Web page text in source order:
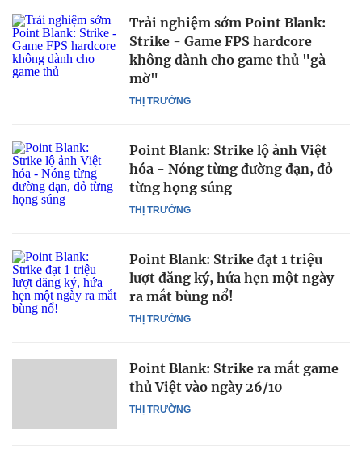
THỊ TRƯỜNG
Trải nghiệm sớm Point Blank:
Strike - Game FPS hardcore
không dành cho game thủ "gà
mờ"
THỊ TRƯỜNG
Point Blank: Strike lộ ảnh Việt
hóa - Nóng từng đường đạn, đỏ
từng họng súng
THỊ TRƯỜNG
Point Blank: Strike đạt 1 triệu
lượt đăng ký, hứa hẹn một ngày
ra mắt bùng nổ!
THỊ TRƯỜNG
Point Blank: Strike ra mắt game
thủ Việt vào ngày 26/10